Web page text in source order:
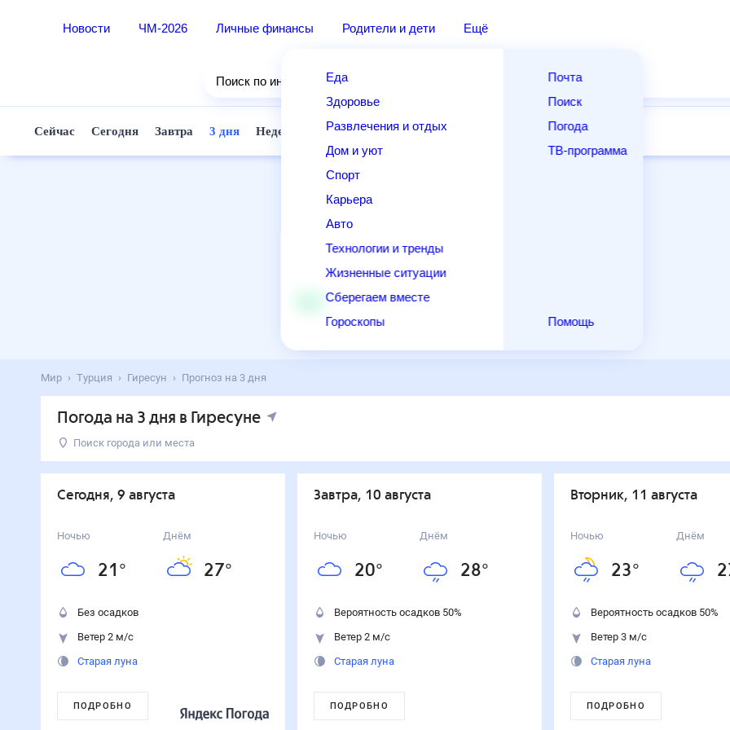
Новости ЧМ-2026 Личные финансы Родители и дети Ещё
Еда
Здоровье
Развлечения и отдых
Дом и уют
Спорт
Карьера
Авто
Технологии и тренды
Жизненные ситуации
Сберегаем вместе
Гороскопы
Почта
Поиск
Погода
ТВ-программа
Помощь
Поиск по интернету
Сейчас Сегодня Завтра 3 дня Неделя 10 дней 14 дней Выходные
Мир Турция Гиресун Прогноз на 3 дня
Погода на 3 дня в Гиресуне
Поиск города или места
День Температура
Сегодня
9 августа
28° м/с
Вторник
Сегодня, 9 августа
Ночью
21 °
Днём
27°
Без осадков
Ветер 2 м/с
Старая луна
ПОДРОБНО
Завтра, 10 августа
Ночью
20°
Днём
28°
Вероятность осадков 50%
Ветер 2 м/с
Старая луна
ПОДРОБНО
вторник, 11 августа
Ночью
23°
Днём
Вероятность осадков 50%
Ветер 3 м/с
Старая луна
ПОДРОБНО